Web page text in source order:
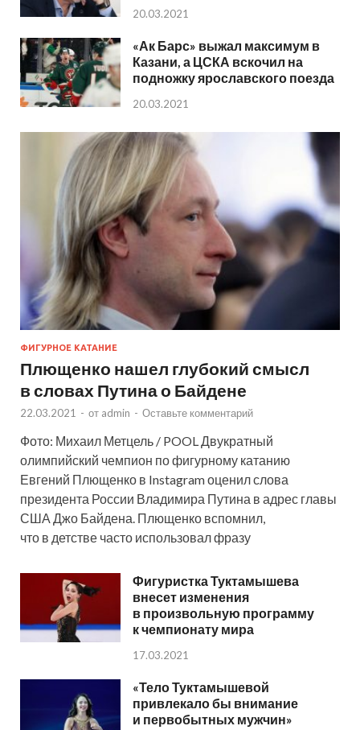
20.03.2021
«Ак Барс» выжал максимум в
Казани, а ЦСКА вскочил на
подножку ярославского поезда
20.03.2021
ФИГУРНОЕ КАТАНИЕ
Плющенко нашел глубокий смысл
в словах Путина о Байдене
22.03.2021 - от admin - Оставьте комментарий
Фото: Михаил Метцель / POOL Двукратный
олимпийский чемпион по фигурному катанию
Евгений Плющенко в Instagram оценил слова
президента России Владимира Путина в адрес главы
США Джо Байдена. Плющенко вспомнил,
что в детстве часто использовал фразу
Фигуристка Туктамышева
внесет изменения
в произвольную программу
к чемпионату мира
17.03.2021
«Тело Туктамышевой
привлекало бы внимание
и первобытных мужчин»